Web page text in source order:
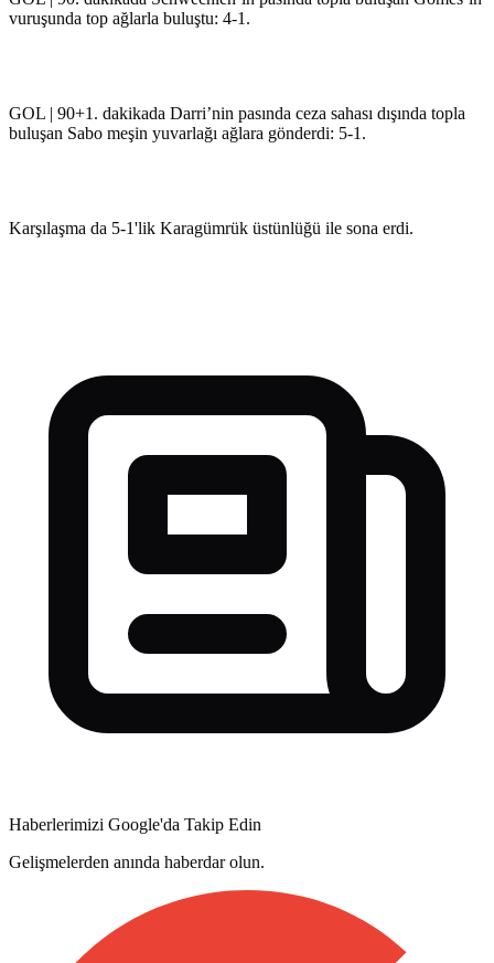
vuruşunda top ağlarla buluştu: 4-1.
GOL | 90+1. dakikada Darri’nin pasında ceza sahası dışında topla
buluşan Sabo meşin yuvarlağı ağlara gönderdi: 5-1.
Karşılaşma da 5-1'lik Karagümrük üstünlüğü ile sona erdi.
Haberlerimizi Google'da Takip Edin
Gelişmelerden anında haberdar olun.